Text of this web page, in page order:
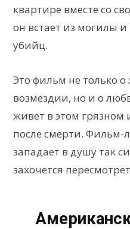
квартире вместе со
он встает из могилы и
убийц.
Это фильм не только
возмездии, но и о
живет в этом грязном
после смерти. Фильм-
западает в душу так
захочется